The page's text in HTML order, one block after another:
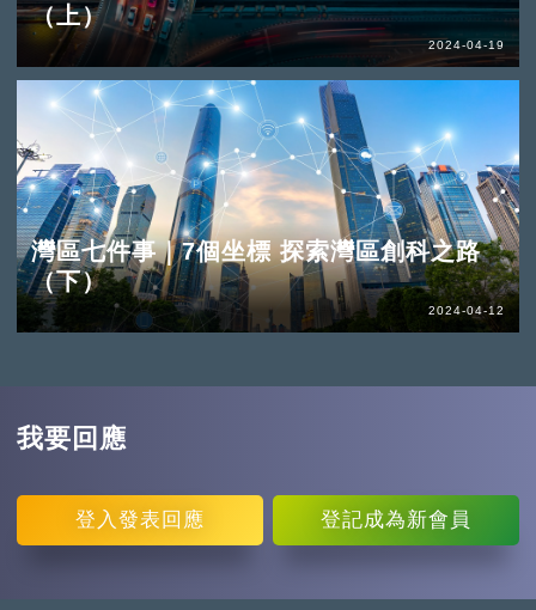
（上）
2024-04-19
灣區七件事｜7個坐標 探索灣區創科之路
（下）
2024-04-12
我要回應
登入 發表回應 登記成為新會員